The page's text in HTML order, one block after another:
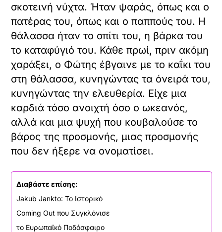
σκοτεινή νύχτα. Ήταν ψαράς, όπως και ο
πατέρας του, όπως και ο παππούς του. Η
θάλασσα ήταν το σπίτι του, η βάρκα του
το καταφύγιό του. Κάθε πρωί, πριν ακόμη
χαράξει, ο Φώτης έβγαινε με το καΐκι του
στη θάλασσα, κυνηγώντας τα όνειρά του,
κυνηγώντας την ελευθερία. Είχε μια
καρδιά τόσο ανοιχτή όσο ο ωκεανός,
αλλά και μια ψυχή που κουβαλούσε το
βάρος της προσμονής, μιας προσμονής
που δεν ήξερε να ονοματίσει.
Διαβάστε επίσης:
Jakub Jankto: Το Ιστορικό
Coming Out που Συγκλόνισε
το Ευρωπαϊκό Ποδόσφαιρο